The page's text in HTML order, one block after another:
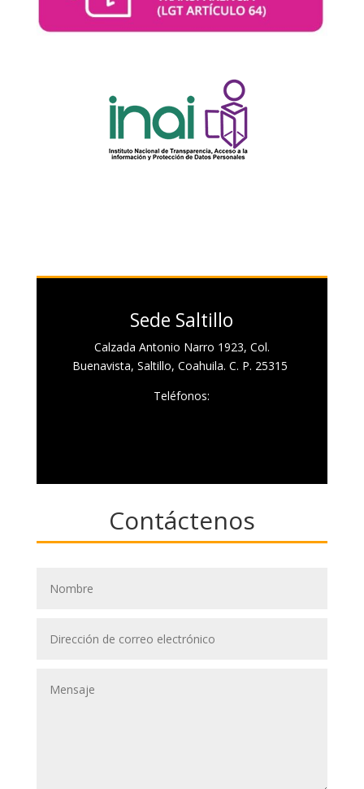
Sede Saltillo
Calzada Antonio Narro 1923, Col.
Buenavista, Saltillo, Coahuila. C. P. 25315
Teléfonos:
Contáctenos